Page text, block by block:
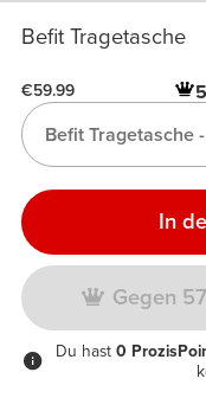
Befit Tragetasche
€59.99
Befit Tragetasche
In
Gegen
Du hast 0